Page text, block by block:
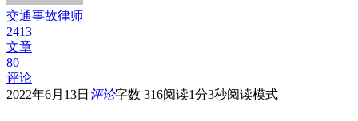
交通事故律师
2413
文章
80
评论
2022年6月13日 评论字数 316阅读1分3秒阅读模式